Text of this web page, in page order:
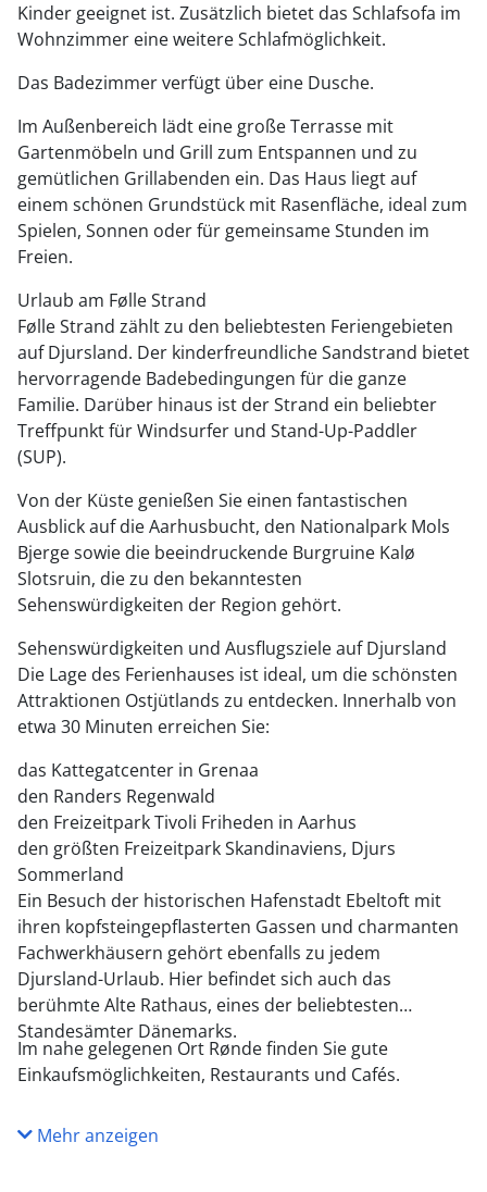
Kinder geeignet ist. Zusätzlich bietet das Schlafsofa im
Wohnzimmer eine weitere Schlafmöglichkeit.
Das Badezimmer verfügt über eine Dusche.
Im Außenbereich lädt eine große Terrasse mit
Gartenmöbeln und Grill zum Entspannen und zu
gemütlichen Grillabenden ein. Das Haus liegt auf
einem schönen Grundstück mit Rasenfläche, ideal zum
Spielen, Sonnen oder für gemeinsame Stunden im
Freien.
Urlaub am Følle Strand
Følle Strand zählt zu den beliebtesten Feriengebieten
auf Djursland. Der kinderfreundliche Sandstrand bietet
hervorragende Badebedingungen für die ganze
Familie. Darüber hinaus ist der Strand ein beliebter
Treffpunkt für Windsurfer und Stand-Up-Paddler
(SUP).
Von der Küste genießen Sie einen fantastischen
Ausblick auf die Aarhusbucht, den Nationalpark Mols
Bjerge sowie die beeindruckende Burgruine Kalø
Slotsruin, die zu den bekanntesten
Sehenswürdigkeiten der Region gehört.
Sehenswürdigkeiten und Ausflugsziele auf Djursland
Die Lage des Ferienhauses ist ideal, um die schönsten
Attraktionen Ostjütlands zu entdecken. Innerhalb von
etwa 30 Minuten erreichen Sie:
das Kattegatcenter in Grenaa
den Randers Regenwald
den Freizeitpark Tivoli Friheden in Aarhus
den größten Freizeitpark Skandinaviens, Djurs
Sommerland
Ein Besuch der historischen Hafenstadt Ebeltoft mit
ihren kopfsteingepflasterten Gassen und charmanten
Fachwerkhäusern gehört ebenfalls zu jedem
Djursland-Urlaub. Hier befindet sich auch das
berühmte Alte Rathaus, eines der beliebtesten
Standesämter Dänemarks.
Im nahe gelegenen Ort Rønde finden Sie gute
Einkaufsmöglichkeiten, Restaurants und Cafés.
Mehr anzeigen